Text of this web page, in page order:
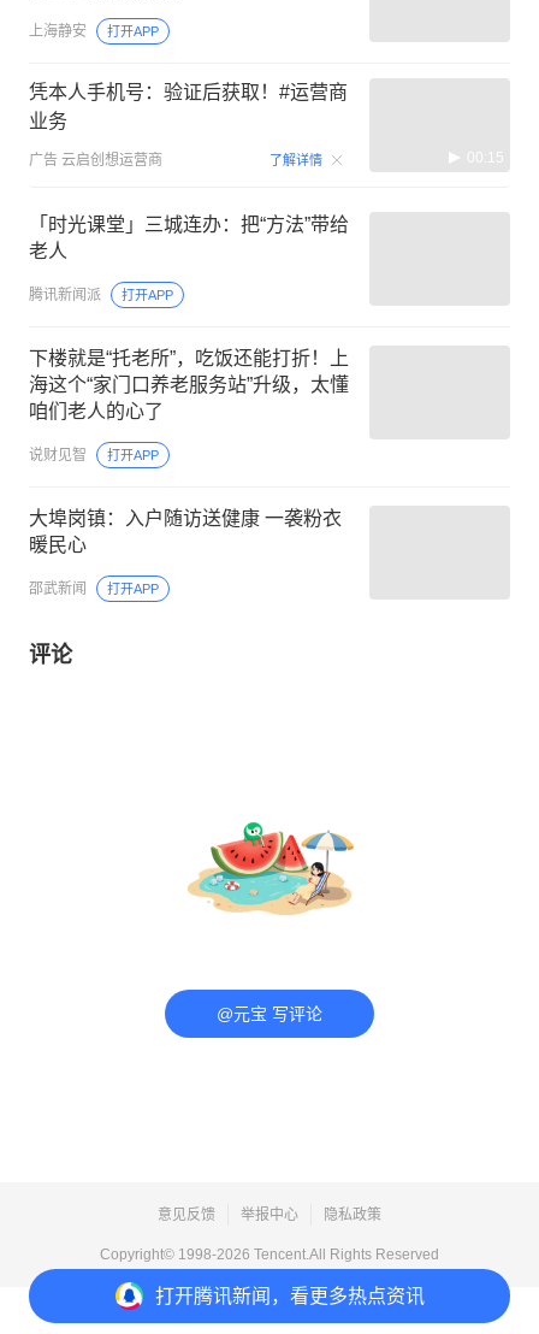
打开腾讯新闻，看更多热点资讯
上海静安 打开APP
凭本人手机号：验证后获取！#运营商
业务
广告 云启创想运营商 了解详情 00:15
「时光课堂」三城连办：把“方法”带给
老人
腾讯新闻派 打开APP
下楼就是“托老所”，吃饭还能打折！上
海这个“家门口养老服务站”升级，太懂
咱们老人的心了
说财见智 打开APP
大埠岗镇：入户随访送健康 一袭粉衣
暖民心
邵武新闻 打开APP
评论
@元宝 写评论
意见反馈 举报中心 隐私政策
Copyright© 1998-2026 Tencent.All Rights Reserved